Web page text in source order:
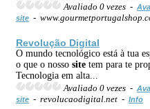
Avaliado 0 vezes -
site -
Revolução Digital
O mundo tecnológico está à tua
o que o nosso site tem para te
Tecnologia em alta...
Avaliado 0 vezes -
site - revolucaodigital.net - Info